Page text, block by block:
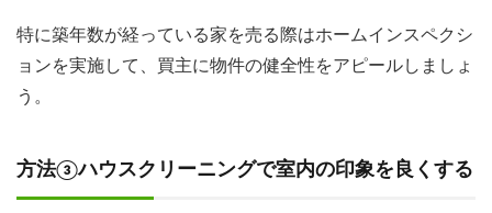
特に築年数が経っている家を売る際はホームインスペクシ
ョンを実施して、買主に物件の健全性をアピールしましょ
う。
方法③ハウスクリーニングで室内の印象を良くする